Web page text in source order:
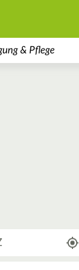
& Pflege